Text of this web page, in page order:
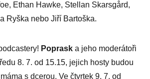
Ethan Hawke, Stellan Skarsgård,
Ryška nebo Jiří Bartoška.
Poprask a jeho moderátoři
8. 7. od 15.15, jejich hosty budou
s dcerou. Ve čtvrtek 9. 7. od